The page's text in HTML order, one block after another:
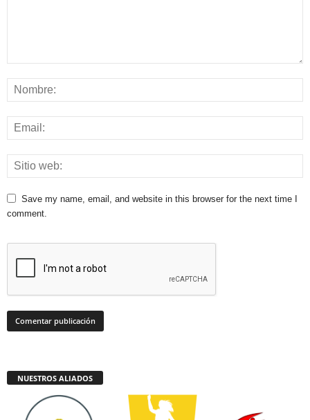
Save my name, email, and website in this browser for the next time I
comment.
NUESTROS ALIADOS